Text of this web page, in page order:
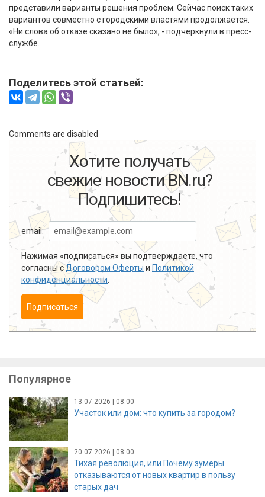
представили варианты решения проблем. Сейчас поиск таких
вариантов совместно с городскими властями продолжается.
«Ни слова об отказе сказано не было», - подчеркнули в пресс-
службе.
Поделитесь этой статьей:
Comments are disabled
Хотите получать
свежие новости BN.ru?
Подпишитесь!
email:
Нажимая «подписаться» вы подтверждаете, что
согласны сДоговором Оферты и Политикой
конфиденциальности
Подписаться
Популярное
13.07.2026 | 08:00
Участок или дом: что купить за городом?
20.07.2026 | 08:00
Тихая революция, или Почему зумеры
отказываются от новых квартир в пользу
старых дач